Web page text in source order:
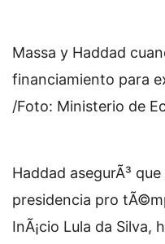
Massa y Haddad
financiamiento para
/Foto: Ministerio de
Haddad asegurÃ³
presidencia pro
InÃ¡cio Lula da Silva,